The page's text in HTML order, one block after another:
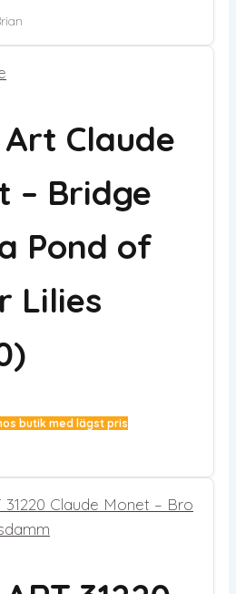
Art Claude
– Bridge
Pond of
Lilies
butik med lägst pris